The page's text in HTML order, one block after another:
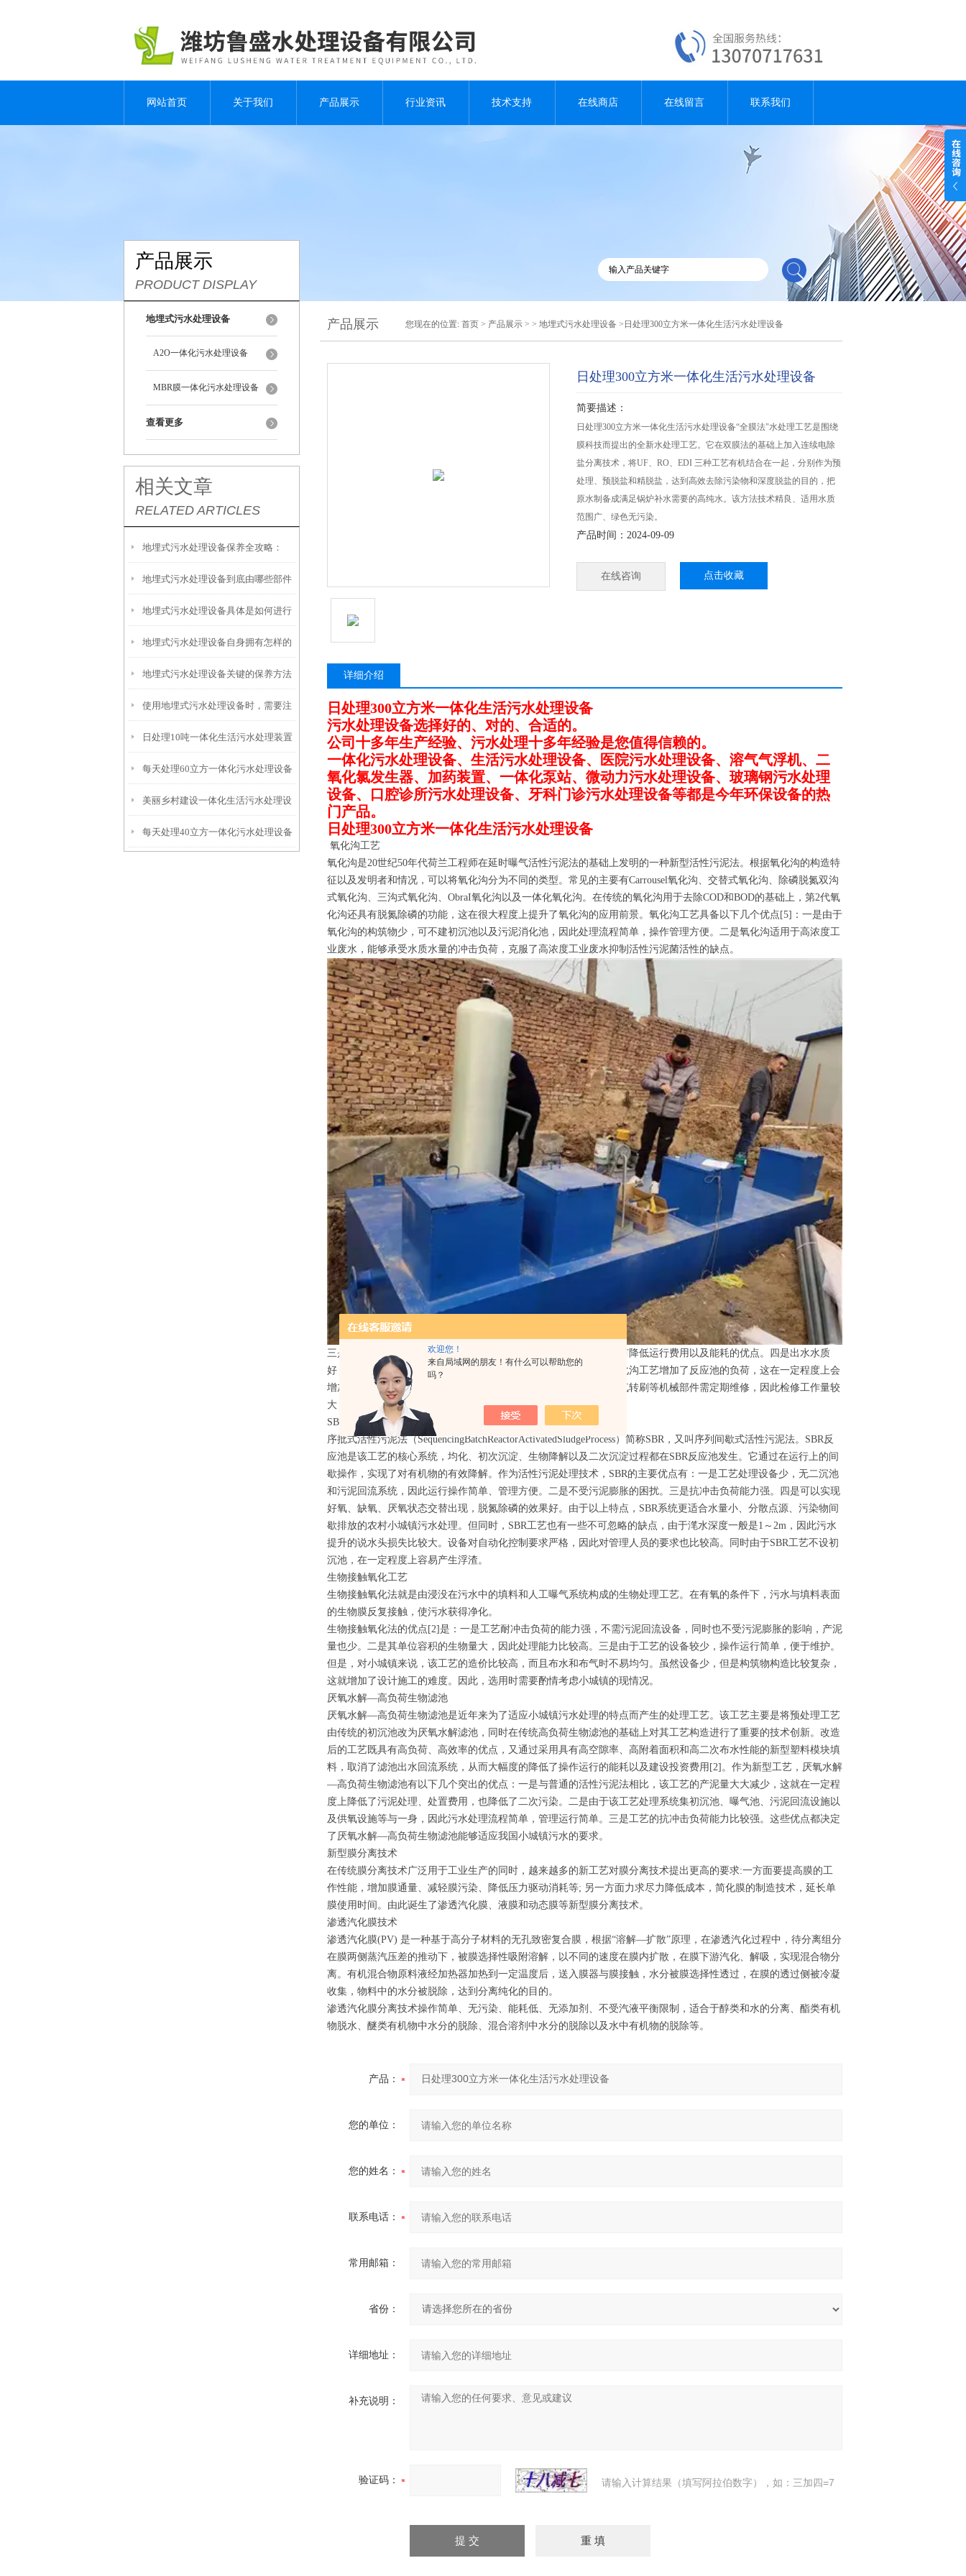
欢迎您！
来自局域网的朋友！有什么可以帮助您的
吗？
网站首页 关于我们 产品展示 行业资讯 技术支持 在线商店 在线留言 联系我们
产品展示
PRODUCT DISPLAY
地埋式污水处理设备
A2O一体化污水处理设备
MBR膜一体化污水处理设备
查看更多
相关文章
RELATED ARTICLES
地埋式污水处理设备保养全攻略：
让“地下卫士”持续高效运转
地埋式污水处理设备到底由哪些部件
撑起？核心结构一文拆解
地埋式污水处理设备具体是如何进行
安装的呢？
地埋式污水处理设备自身拥有怎样的
特点呢？
地埋式污水处理设备关键的保养方法
使用地埋式污水处理设备时，需要注
意以下事项
日处理10吨一体化生活污水处理装置
每天处理60立方一体化污水处理设备
美丽乡村建设一体化生活污水处理设
备
每天处理40立方一体化污水处理设备
产品展示 您现在的位置: 首页 > 产品展示 > > 地埋式污水处理设备 >日处理300立方米一体化生活污水处理设备
日处理300立方米一体化生活污水处理设备
简要描述：
日处理300立方米一体化生活污水处理设备“全膜法"水处理工艺是围绕
膜科技而提出的全新水处理工艺。它在双膜法的基础上加入连续电除
盐分离技术，将UF、RO、EDI 三种工艺有机结合在一起，分别作为预
处理、预脱盐和精脱盐，达到高效去除污染物和深度脱盐的目的，把
原水制备成满足锅炉补水需要的高纯水。该方法技术精良、适用水质
范围广、绿色无污染。
产品时间：2024-09-09
在线咨询 点击收藏
详细介绍
日处理300立方米一体化生活污水处理设备
污水处理设备选择好的、对的、合适的。
公司十多年生产经验、污水处理十多年经验是您值得信赖的。
一体化污水处理设备、生活污水处理设备、医院污水处理设备、溶气气浮机、二
氧化氯发生器、加药装置、一体化泵站、微动力污水处理设备、玻璃钢污水处理
设备、口腔诊所污水处理设备、牙科门诊污水处理设备等都是今年环保设备的热
门产品。
日处理300立方米一体化生活污水处理设备
氧化沟工艺
氧化沟是20世纪50年代荷兰工程师在延时曝气活性污泥法的基础上发明的一种新型活性污泥法。根据氧化沟的构造特
征以及发明者和情况，可以将氧化沟分为不同的类型。常见的主要有Carrousel氧化沟、交替式氧化沟、除磷脱氮双沟
式氧化沟、三沟式氧化沟、ObraI氧化沟以及一体化氧化沟。在传统的氧化沟用于去除COD和BOD的基础上，第2代氧
化沟还具有脱氮除磷的功能，这在很大程度上提升了氧化沟的应用前景。氧化沟工艺具备以下几个优点[5]：一是由于
氧化沟的构筑物少，可不建初沉池以及污泥消化池，因此处理流程简单，操作管理方便。二是氧化沟适用于高浓度工
业废水，能够承受水质水量的冲击负荷，克服了高浓度工业废水抑制活性污泥菌活性的缺点。
三是当需要进行脱氮除磷时，相对传统的脱氮除磷工艺，氧化沟具有降低运行费用以及能耗的优点。四是出水水质
好，运行稳定。但是，由于一般不建初沉池和污泥消化池，所以氧化沟工艺增加了反应池的负荷，这在一定程度上会
增加部分能耗，同时由于氧化沟的曝气装置比如表面曝气器或者曝气转刷等机械部件需定期维修，因此检修工作量较
大
SBR工艺
序批式活性污泥法（SequencingBatchReactorActivatedSludgeProcess）简称SBR，又叫序列间歇式活性污泥法。SBR反
应池是该工艺的核心系统，均化、初次沉淀、生物降解以及二次沉淀过程都在SBR反应池发生。它通过在运行上的间
歇操作，实现了对有机物的有效降解。作为活性污泥处理技术，SBR的主要优点有：一是工艺处理设备少，无二沉池
和污泥回流系统，因此运行操作简单、管理方便。二是不受污泥膨胀的困扰。三是抗冲击负荷能力强。四是可以实现
好氧、缺氧、厌氧状态交替出现，脱氮除磷的效果好。由于以上特点，SBR系统更适合水量小、分散点源、污染物间
歇排放的农村小城镇污水处理。但同时，SBR工艺也有一些不可忽略的缺点，由于滗水深度一般是1～2m，因此污水
提升的说水头损失比较大。设备对自动化控制要求严格，因此对管理人员的要求也比较高。同时由于SBR工艺不设初
沉池，在一定程度上容易产生浮渣。
生物接触氧化工艺
生物接触氧化法就是由浸没在污水中的填料和人工曝气系统构成的生物处理工艺。在有氧的条件下，污水与填料表面
的生物膜反复接触，使污水获得净化。
生物接触氧化法的优点[2]是：一是工艺耐冲击负荷的能力强，不需污泥回流设备，同时也不受污泥膨胀的影响，产泥
量也少。二是其单位容积的生物量大，因此处理能力比较高。三是由于工艺的设备较少，操作运行简单，便于维护。
但是，对小城镇来说，该工艺的造价比较高，而且布水和布气时不易均匀。虽然设备少，但是构筑物构造比较复杂，
这就增加了设计施工的难度。因此，选用时需要酌情考虑小城镇的现情况。
厌氧水解―高负荷生物滤池
厌氧水解―高负荷生物滤池是近年来为了适应小城镇污水处理的特点而产生的处理工艺。该工艺主要是将预处理工艺
由传统的初沉池改为厌氧水解滤池，同时在传统高负荷生物滤池的基础上对其工艺构造进行了重要的技术创新。改造
后的工艺既具有高负荷、高效率的优点，又通过采用具有高空隙率、高附着面积和高二次布水性能的新型塑料模块填
料，取消了滤池出水回流系统，从而大幅度的降低了操作运行的能耗以及建设投资费用[2]。作为新型工艺，厌氧水解
―高负荷生物滤池有以下几个突出的优点：一是与普通的活性污泥法相比，该工艺的产泥量大大减少，这就在一定程
度上降低了污泥处理、处置费用，也降低了二次污染。二是由于该工艺处理系统集初沉池、曝气池、污泥回流设施以
及供氧设施等与一身，因此污水处理流程简单，管理运行简单。三是工艺的抗冲击负荷能力比较强。这些优点都决定
了厌氧水解―高负荷生物滤池能够适应我国小城镇污水的要求。
新型膜分离技术
在传统膜分离技术广泛用于工业生产的同时，越来越多的新工艺对膜分离技术提出更高的要求:一方面要提高膜的工
作性能，增加膜通量、减轻膜污染、降低压力驱动消耗等; 另一方面力求尽力降低成本，简化膜的制造技术，延长单
膜使用时间。由此诞生了渗透汽化膜、液膜和动态膜等新型膜分离技术。
渗透汽化膜技术
渗透汽化膜(PV) 是一种基于高分子材料的无孔致密复合膜，根据“溶解—扩散”原理，在渗透汽化过程中，待分离组分
在膜两侧蒸汽压差的推动下，被膜选择性吸附溶解，以不同的速度在膜内扩散，在膜下游汽化、解吸，实现混合物分
离。有机混合物原料液经加热器加热到一定温度后，送入膜器与膜接触，水分被膜选择性透过，在膜的透过侧被冷凝
收集，物料中的水分被脱除，达到分离纯化的目的。
渗透汽化膜分离技术操作简单、无污染、能耗低、无添加剂、不受汽液平衡限制，适合于醇类和水的分离、酯类有机
物脱水、醚类有机物中水分的脱除、混合溶剂中水分的脱除以及水中有机物的脱除等。
产品：
您的单位：
您的姓名：
联系电话：
常用邮箱：
省份：
详细地址：
补充说明：
验证码： 请输入计算结果（填写阿拉伯数字），如：三加四=7